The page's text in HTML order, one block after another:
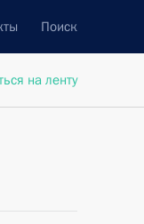
Поиск
на ленту